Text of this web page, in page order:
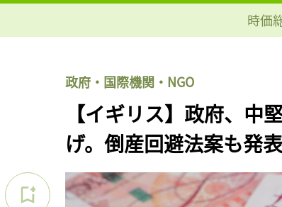
時価
政府・国際機関・NGO
【イギリス】政府、中
げ。倒産回避法案も発表